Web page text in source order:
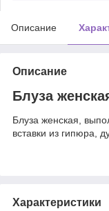
Описание
Описание
Блуза
Блуза женская,
вставки из гипюра,
Характеристики